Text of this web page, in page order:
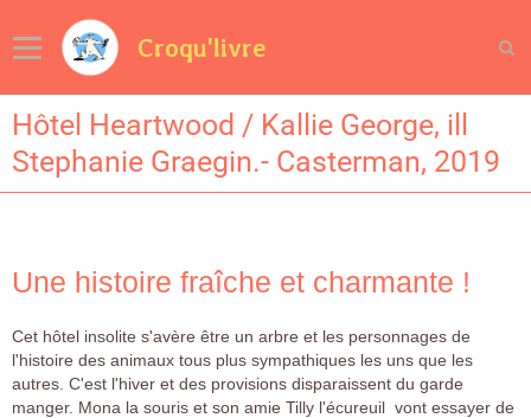
Croqu'livre
Hôtel Heartwood / Kallie George, ill
Stephanie Graegin.- Casterman, 2019
Une histoire fraîche et charmante !
Cet hôtel insolite s'avère être un arbre et les personnages de
l'histoire des animaux tous plus sympathiques les uns que les
autres. C'est l'hiver et des provisions disparaissent du garde
manger. Mona la souris et son amie Tilly l'écureuil vont essayer de